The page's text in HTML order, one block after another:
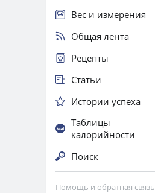
Вес и измерения
Общая лента
Рецепты
Статьи
Истории успеха
Таблицы
калорийности
Поиск
Помощь и обратная связь